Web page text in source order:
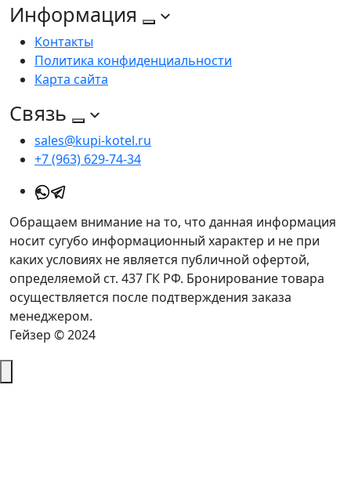
Информация
Контакты
Политика конфиденциальности
Карта сайта
Связь
sales@kupi-kotel.ru
+7 (963) 629-74-34
Обращаем внимание на то, что данная информация
носит сугубо информационный характер и не при
каких условиях не является публичной офертой,
определяемой ст. 437 ГК РФ. Бронирование товара
осуществляется после подтверждения заказа
менеджером.
Гейзер © 2024